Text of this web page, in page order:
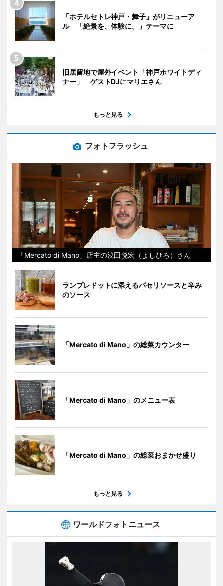
「ホテルセトレ神戸・舞子」がリニューア
ル 「絶景を、体験に。」テーマに
旧居留地で屋外イベント「神戸ホワイトディ
ナー」 ゲストDJにマリエさん
もっと見る
フォトフラッシュ
「Mercato di Mano」店主の浅田悦宏（よしひろ）さん
ランプレドットに添えるパセリソースと辛み
のソース
「Mercato di Mano」の総菜カウンター
「Mercato di Mano」のメニュー表
「Mercato di Mano」の総菜おまかせ盛り
もっと見る
ワールドフォトニュース